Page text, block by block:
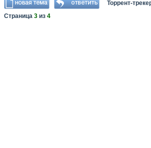
Торрент-
Страница 3 из 4